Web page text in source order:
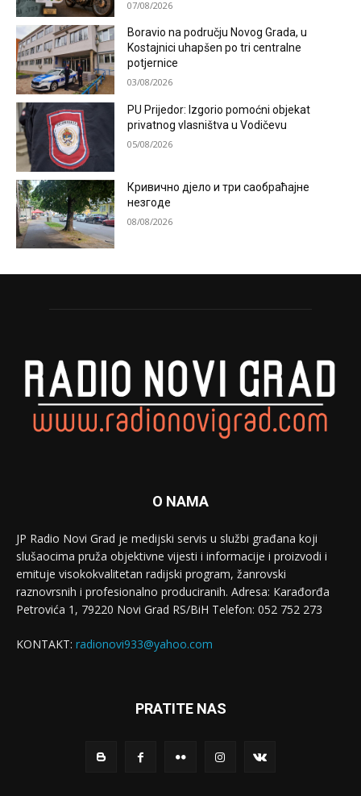
07/08/2026
Boravio na području Novog Grada, u
Kostajnici uhapšen po tri centralne
potjernice
03/08/2026
PU Prijedor: Izgorio pomoćni objekat
privatnog vlasništva u Vodičevu
05/08/2026
Кривично дјело и три саобраћајне
незгоде
08/08/2026
O NAMA
JP Radio Novi Grad je medijski servis u službi građana koji
slušaocima pruža objektivne vijesti i informacije i proizvodi i
emituje visokokvalitetan radijski program, žanrovski
raznovrsnih i profesionalno produciranih. Adresa: Кarađorđa
Petrovića 1, 79220 Novi Grad RS/BiH Telefon: 052 752 273
KONTAKT: radionovi933@yahoo.com
PRATITE NAS